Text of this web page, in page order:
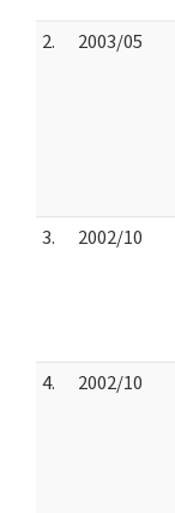
2.
2003/05
3.
2002/10
4.
2002/10